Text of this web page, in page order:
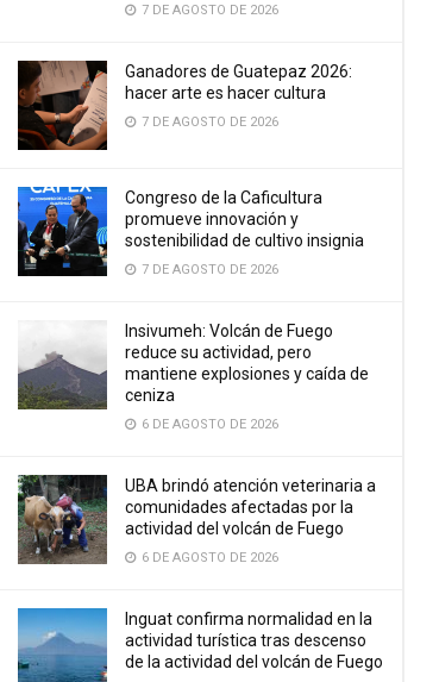
7 DE AGOSTO DE 2026
Ganadores de Guatepaz 2026:
hacer arte es hacer cultura
7 DE AGOSTO DE 2026
Congreso de la Caficultura
promueve innovación y
sostenibilidad de cultivo insignia
7 DE AGOSTO DE 2026
Insivumeh: Volcán de Fuego
reduce su actividad, pero
mantiene explosiones y caída de
ceniza
6 DE AGOSTO DE 2026
UBA brindó atención veterinaria a
comunidades afectadas por la
actividad del volcán de Fuego
6 DE AGOSTO DE 2026
Inguat confirma normalidad en la
actividad turística tras descenso
de la actividad del volcán de Fuego